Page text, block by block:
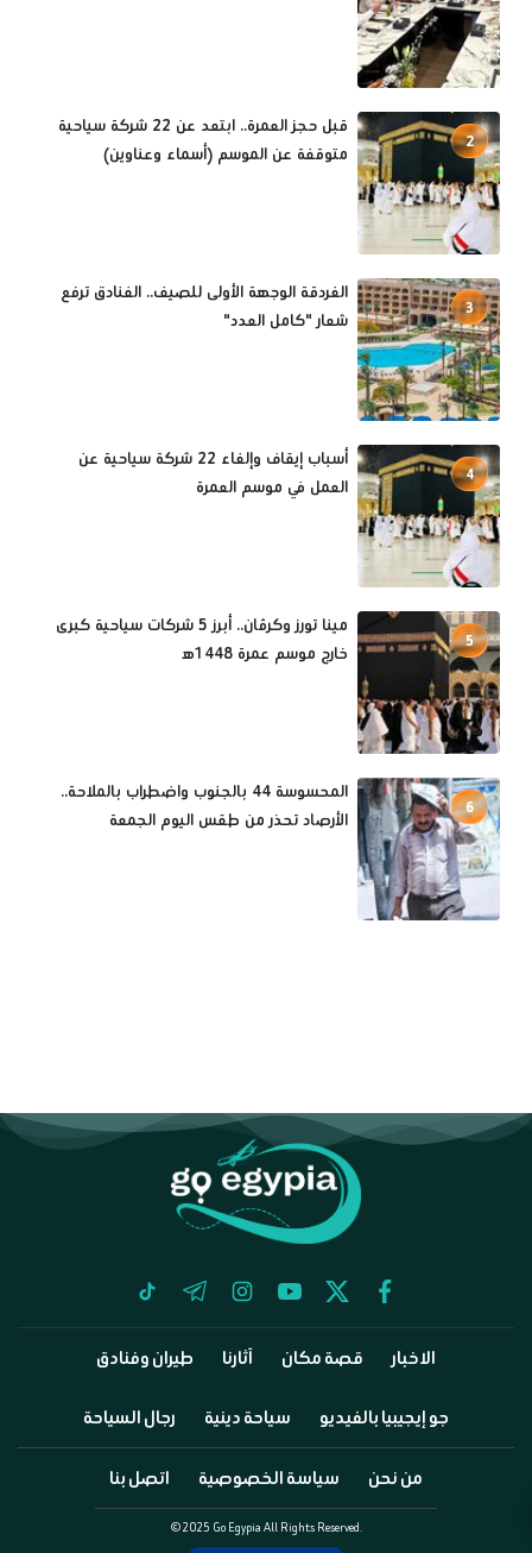
2
قبل حجز العمرة.. ابتعد عن 22 شركة سياحية
متوقفة عن الموسم (أسماء وعناوين)
3
الغردقة الوجهة الأولى للصيف.. الفنادق ترفع
شعار "كامل العدد"
4
أسباب إيقاف وإلغاء 22 شركة سياحية عن
العمل في موسم العمرة
5
مينا تورز وكرڤان.. أبرز 5 شركات سياحية كبرى
خارج موسم عمرة 1448ه‍
6
المحسوسة 44 بالجنوب واضطراب بالملاحة..
الأرصاد تحذر من طقس اليوم الجمعة
facebook
twitter
youtube
instagram
telegram
tiktok
الاخبار قصة مكان آثارنا طيران وفنادق
جو إيجيبيا بالفيديو سياحة دينية رجال السياحة
من نحن سياسة الخصوصية اتصل بنا
©2025 Go Egypia All Rights Reserved.